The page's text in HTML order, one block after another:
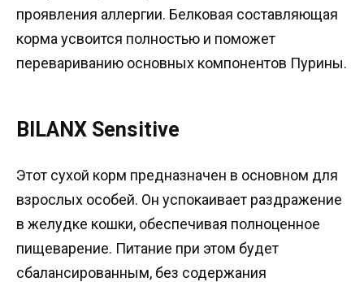
проявления аллергии. Белковая составляющая
корма усвоится полностью и поможет
перевариванию основных компонентов Пурины.
BILANX Sensitive
Этот сухой корм предназначен в основном для
взрослых особей. Он успокаивает раздражение
в желудке кошки, обеспечивая полноценное
пищеварение. Питание при этом будет
сбалансированным, без содержания